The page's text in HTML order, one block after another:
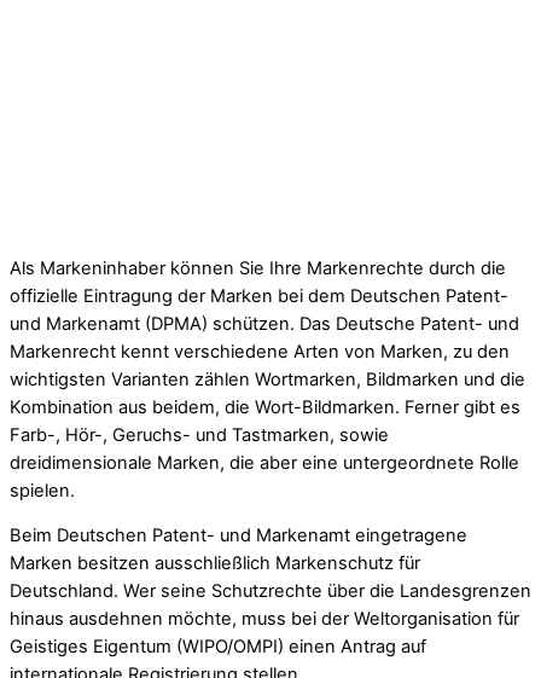
Als Markeninhaber können Sie Ihre Markenrechte durch die
offizielle Eintragung der Marken bei dem Deutschen Patent-
und Markenamt (DPMA) schützen. Das Deutsche Patent- und
Markenrecht kennt verschiedene Arten von Marken, zu den
wichtigsten Varianten zählen Wortmarken, Bildmarken und die
Kombination aus beidem, die Wort-Bildmarken. Ferner gibt es
Farb-, Hör-, Geruchs- und Tastmarken, sowie
dreidimensionale Marken, die aber eine untergeordnete Rolle
spielen.
Beim Deutschen Patent- und Markenamt eingetragene
Marken besitzen ausschließlich Markenschutz für
Deutschland. Wer seine Schutzrechte über die Landesgrenzen
hinaus ausdehnen möchte, muss bei der Weltorganisation für
Geistiges Eigentum (WIPO/OMPI) einen Antrag auf